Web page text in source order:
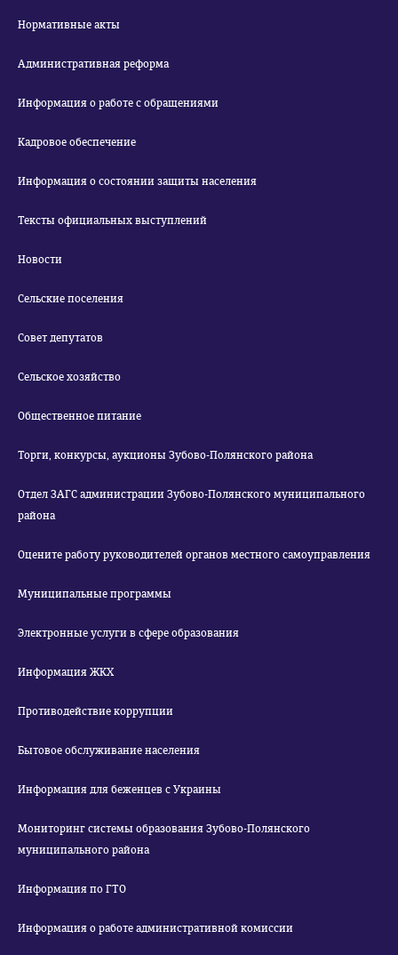
Нормативные акты
Административная реформа
Информация о работе с обращениями
Кадровое обеспечение
Информация о состоянии защиты населения
Тексты официальных выступлений
Новости
Сельские поселения
Совет депутатов
Сельское хозяйство
Общественное питание
Торги, конкурсы, аукционы Зубово-Полянского района
Отдел ЗАГС администрации Зубово-Полянского муниципального
района
Оцените работу руководителей органов местного самоуправления
Муниципальные программы
Электронные услуги в сфере образования
Информация ЖКХ
Противодействие коррупции
Бытовое обслуживание населения
Информация для беженцев с Украины
Мониторинг системы образования Зубово-Полянского
муниципального района
Информация по ГТО
Информация о работе административной комиссии